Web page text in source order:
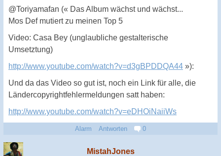
@Toriyamafan (« Das Album wächst und wächst...
Mos Def mutiert zu meinen Top 5
Video: Casa Bey (unglaubliche gestalterische
Umsetztung)
http://www.youtube.com/watch?v=d3gBPDDQA44 »):
Und da das Video so gut ist, noch ein Link für alle, die
Ländercopyrightfehlermeldungen satt haben:
http://www.youtube.com/watch?v=eDHOiNaiiWs
Alarm Antworten 0
MistahJones